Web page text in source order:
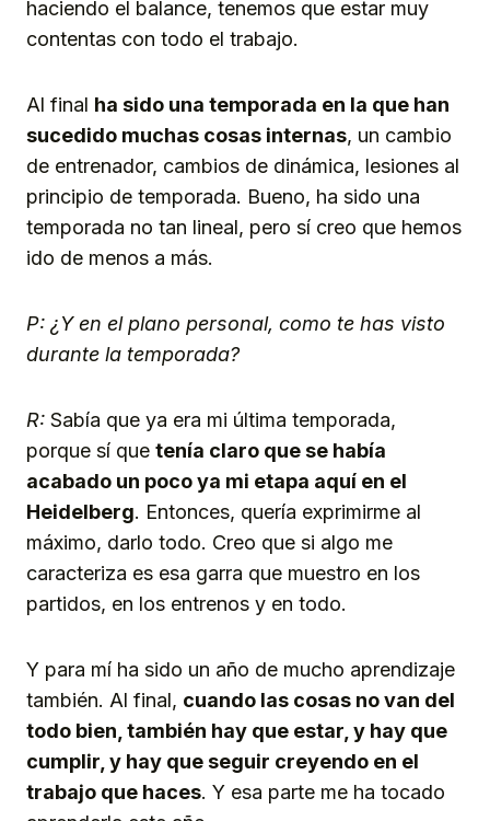
haciendo el balance, tenemos que estar muy
contentas con todo el trabajo.
Al final ha sido una temporada en la que han
sucedido muchas cosas internas, un cambio
de entrenador, cambios de dinámica, lesiones al
principio de temporada. Bueno, ha sido una
temporada no tan lineal, pero sí creo que hemos
ido de menos a más.
P: ¿Y en el plano personal, como te has visto
durante la temporada?
R: Sabía que ya era mi última temporada,
porque sí que tenía claro que se había
acabado un poco ya mi etapa aquí en el
Heidelberg. Entonces, quería exprimirme al
máximo, darlo todo. Creo que si algo me
caracteriza es esa garra que muestro en los
partidos, en los entrenos y en todo.
Y para mí ha sido un año de mucho aprendizaje
también. Al final, cuando las cosas no van del
todo bien, también hay que estar, y hay que
cumplir, y hay que seguir creyendo en el
trabajo que haces. Y esa parte me ha tocado